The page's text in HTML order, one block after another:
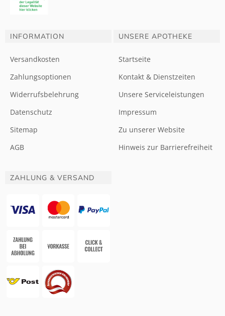
INFORMATION
Versandkosten
Zahlungsoptionen
Widerrufsbelehrung
Datenschutz
Sitemap
AGB
UNSERE APOTHEKE
Startseite
Kontakt & Dienstzeiten
Unsere Serviceleistungen
Impressum
Zu unserer Website
Hinweis zur Barrierefreiheit
ZAHLUNG & VERSAND